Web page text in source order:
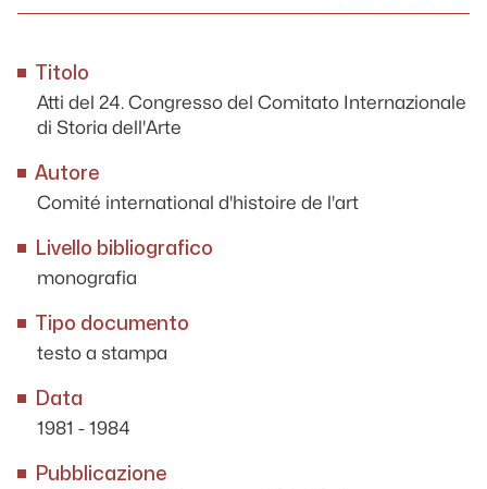
Titolo
Atti del 24. Congresso del Comitato Internazionale
di Storia dell'Arte
Autore
Comité international d'histoire de l'art
Livello bibliografico
monografia
Tipo documento
testo a stampa
Data
1981 - 1984
Pubblicazione